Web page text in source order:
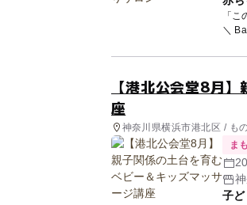
「こ
【港北公会堂8月
座
神奈川県横浜市港北区 / も
ま
子